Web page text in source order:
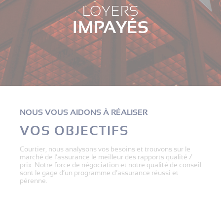
LOYERS
IMPAYÉS
NOUS VOUS AIDONS À RÉALISER
VOS OBJECTIFS
Courtier, nous analysons vos besoins et trouvons sur le
marché de l’assurance le meilleur des rapports qualité /
prix. Notre force de négociation et notre qualité de conseil
sont le gage d’un programme d’assurance réussi et
pérenne.